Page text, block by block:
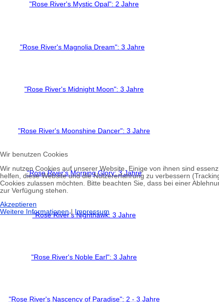
"Rose River's Mystic Opal": 2 Jahre
"Rose River's Magnolia Dream": 3 Jahre
"Rose River's Midnight Moon": 3 Jahre
"Rose River's Moonshine Dancer": 3 Jahre
"Rose River's Morning Glory: 3 Jahre
"Rose River's Nighthawk: 3 Jahre
"Rose River's Noble Earl": 3 Jahre
"Rose River's Nascency of Paradise": 2 - 3 Jahre
Wir benutzen Cookies
Wir nutzen Cookies auf unserer Website. Einige von ihnen sind
helfen, diese Website und die Nutzererfahrung zu verbessern
Cookies zulassen möchten. Bitte beachten Sie, dass bei einer
zur Verfügung stehen.
Akzeptieren
Weitere Informationen| Impressum